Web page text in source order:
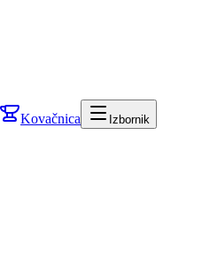
Kovačnica Izbornik